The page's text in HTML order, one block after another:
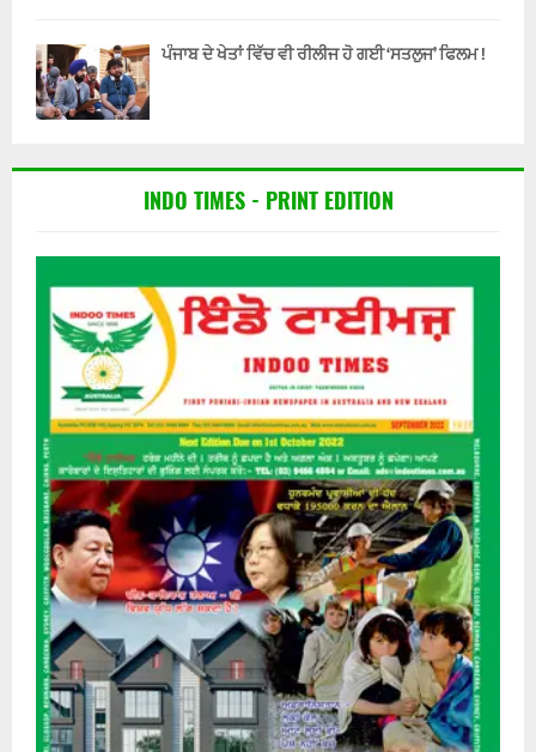
ਪੰਜਾਬ ਦੇ ਖੇਤਾਂ ਵਿੱਚ ਵੀ ਰੀਲੀਜ ਹੋ ਗਈ ‘ਸਤਲੁਜ’ ਫਿਲਮ !
INDO TIMES - PRINT EDITION